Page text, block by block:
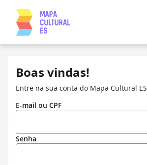
Boas vindas!
Entre na sua conta do Mapa Cultural ES
E-mail ou CPF
Senha